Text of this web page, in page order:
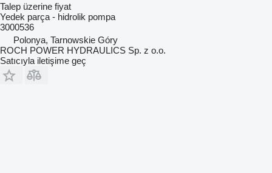
Talep üzerine fiyat
Yedek parça - hidrolik pompa
3000536
Polonya, Tarnowskie Góry
ROCH POWER HYDRAULICS Sp. z o.o.
Satıcıyla iletişime geç